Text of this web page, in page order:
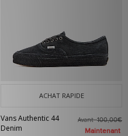
ACHAT RAPIDE
Vans Authentic 44
Denim
Avant100,00€
Maintenant